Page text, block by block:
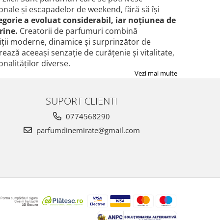
și escapadelor de weekend, fără să își
a evoluat considerabil, iar noțiunea de
Creatorii de parfumuri combină
moderne, dinamice și surprinzător de
aceeași senzație de curățenie și vitalitate,
diverse.
Vezi mai multe
SUPORT CLIENTI
0774568290
parfumdinemirate@gmail.com